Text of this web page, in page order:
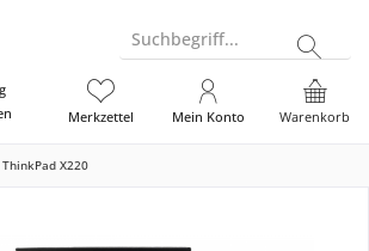
Suchbegriff...
Warenkorb
Merkzettel Mein Konto
ThinkPad X220